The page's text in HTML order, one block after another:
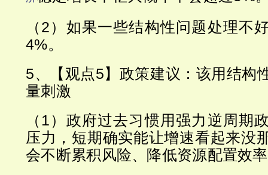
（2）如果一些结构性问题处理不
4%。
5、【观点5】政策建议：该用结构
量刺激
（1）政府过去习惯用强力逆周期
压力，短期确实能让增速看起来没
会不断累积风险、降低资源配置效